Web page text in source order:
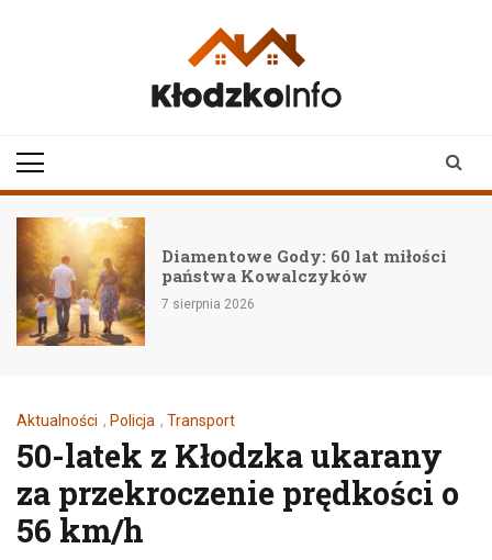
Diamentowe Gody: 60 lat miłości
państwa Kowalczyków
7 sierpnia 2026
Aktualności , Policja , Transport
50-latek z Kłodzka ukarany
za przekroczenie prędkości o
56 km/h